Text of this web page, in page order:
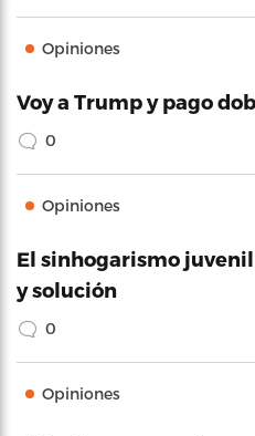
Opiniones
Voy a Trump y pago
0
Opiniones
El sinhogarismo
y solución
0
Opiniones